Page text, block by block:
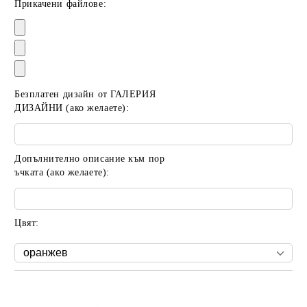
Прикачени файлове:
Безплатен дизайн от ГАЛЕРИЯ
ДИЗАЙНИ (ако желаете):
Допълнително описание към пор
ъчката (ако желаете):
Цвят: